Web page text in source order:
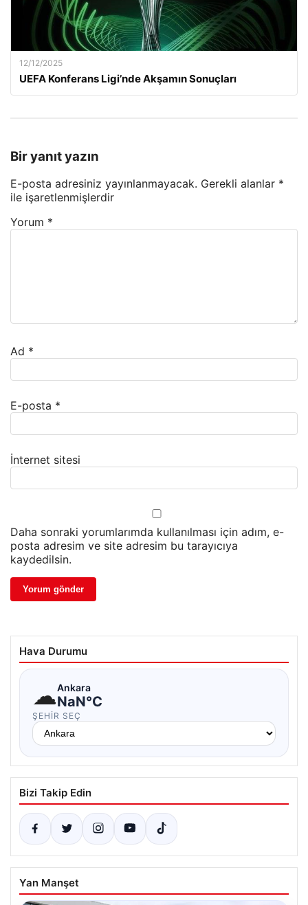
12/12/2025
UEFA Konferans Ligi’nde Akşamın Sonuçları
Bir yanıt yazın
E-posta adresiniz yayınlanmayacak. Gerekli alanlar *
ile işaretlenmişlerdir
Yorum *
Ad *
E-posta *
İnternet sitesi
Daha sonraki yorumlarımda kullanılması için adım, e-
posta adresim ve site adresim bu tarayıcıya
kaydedilsin.
Hava Durumu
☁Ankara
NaN°C
ŞEHIR SEÇ
Bizi Takip Edin
Yan Manşet